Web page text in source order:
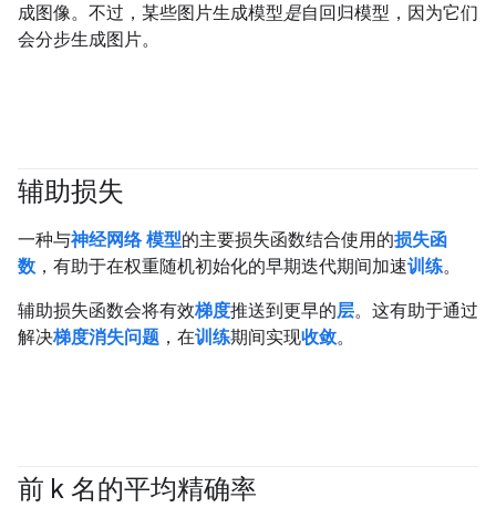
成图像。不过，某些图片生成模型是自回归模型，因为它们
会分步生成图片。
辅助损失
一种与神经网络 模型的主要损失函数结合使用的损失函
数 ，有助于在权重随机初始化的早期迭代期间加速训练。
辅助损失函数会将有效梯度推送到更早的层。这有助于通过
解决梯度消失问题 ，在训练期间实现收敛。
前 k 名的平均精确率